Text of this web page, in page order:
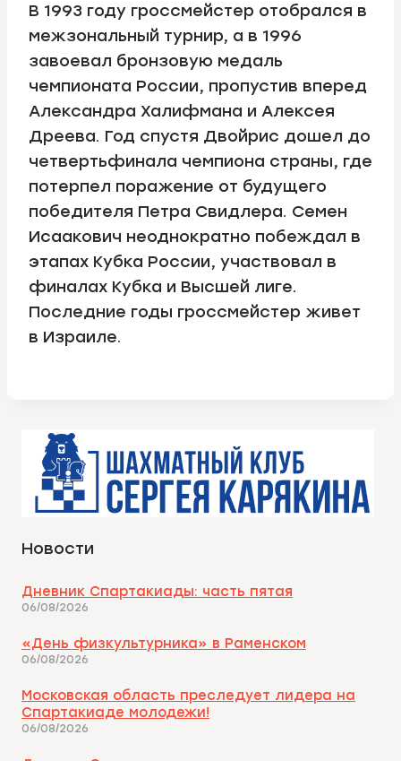
В 1993 году гроссмейстер отобрался в
межзональный турнир, а в 1996
завоевал бронзовую медаль
чемпионата России, пропустив вперед
Александра Халифмана и Алексея
Дреева. Год спустя Двойрис дошел до
четвертьфинала чемпиона страны, где
потерпел поражение от будущего
победителя Петра Свидлера. Семен
Исаакович неоднократно побеждал в
этапах Кубка России, участвовал в
финалах Кубка и Высшей лиге.
Последние годы гроссмейстер живет
в Израиле.
Новости
Дневник Спартакиады: часть пятая
06/08/2026
«День физкультурника» в Раменском
06/08/2026
Московская область преследует лидера на
Спартакиаде молодежи!
06/08/2026